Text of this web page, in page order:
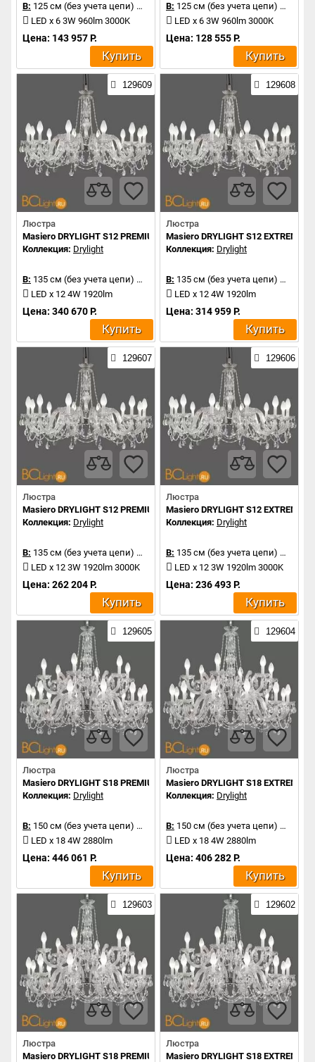
В: 125 см (без учета цепи) Д:
68 см
LED x 6 3W 960lm 3000K
Цена: 143 957 Р.
Купить
В: 125 см (без учета цепи) Д:
LED x 6 3W 960lm 3000K
Цена: 128 555 Р.
Купить
129609
Люстра
Masiero DRYLIGHT S12 PREMIUM RGBW
Коллекция: Drylight
В: 135 см (без учета цепи) Д:
106 см
LED x 12 4W 1920lm
Цена: 340 670 Р.
Купить
129608
Люстра
Masiero DRYLIGHT S12 EXTREME
Коллекция: Drylight
В: 135 см (без учета цепи) Д:
LED x 12 4W 1920lm
Цена: 314 959 Р.
Купить
129607
Люстра
Masiero DRYLIGHT S12 PREMIUM
Коллекция: Drylight
В: 135 см (без учета цепи) Д:
106 см
LED x 12 3W 1920lm 3000K
Цена: 262 204 Р.
Купить
129606
Люстра
Masiero DRYLIGHT S12 EXTREME
Коллекция: Drylight
В: 135 см (без учета цепи) Д:
LED x 12 3W 1920lm 3000K
Цена: 236 493 Р.
Купить
129605
Люстра
Masiero DRYLIGHT S18 PREMIUM RGBW
Коллекция: Drylight
В: 150 см (без учета цепи) Д:
106 см
LED x 18 4W 2880lm
Цена: 446 061 Р.
Купить
129604
Люстра
Masiero DRYLIGHT S18 EXTREME
Коллекция: Drylight
В: 150 см (без учета цепи) Д:
LED x 18 4W 2880lm
Цена: 406 282 Р.
Купить
129603
Люстра
Masiero DRYLIGHT S18 PREMIUM
129602
Люстра
Masiero DRYLIGHT S18 EXTREME